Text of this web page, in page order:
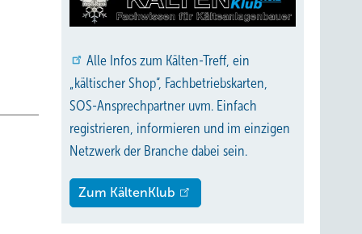
vom
Alle Infos zum Kälten-Treff, ein
„kältischer Shop“, Fachbetriebskarten,
SOS-Ansprechpartner uvm. Einfach
registrieren, informieren und im einzigen
Netzwerk der Branche dabei sein.
Zum KältenKlub